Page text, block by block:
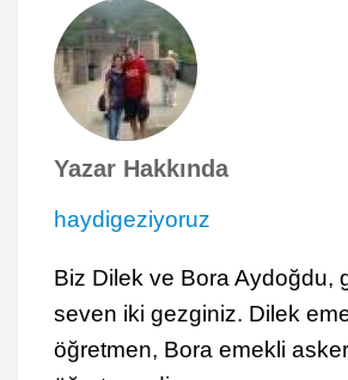
Yazar Hakkında
haydigeziyoruz
Biz Dilek ve Bora Aydoğdu,
seven iki gezginiz. Dilek
öğretmen, Bora emekli